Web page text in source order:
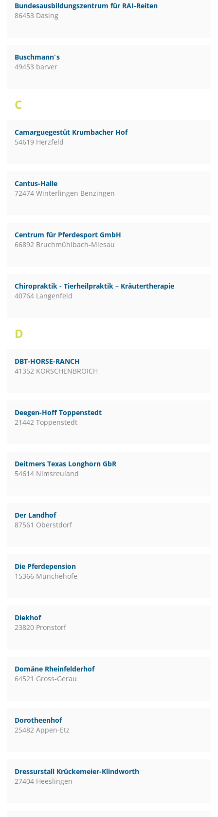
Bundesausbildungszentrum für RAI-Reiten
86453 Dasing
Buschmann´s
49453 barver
C
Camarguegestüt Krumbacher Hof
54619 Herzfeld
Cantus-Halle
72474 Winterlingen Benzingen
Centrum für Pferdesport GmbH
66892 Bruchmühlbach-Miesau
Chiropraktik - Tierheilpraktik – Kräutertherapie
40764 Langenfeld
D
DBT-HORSE-RANCH
41352 KORSCHENBROICH
Deegen-Hoff Toppenstedt
21442 Toppenstedt
Deitmers Texas Longhorn GbR
54614 Nimsreuland
Der Landhof
87561 Oberstdorf
Die Pferdepension
15366 Münchehofe
Diekhof
23820 Pronstorf
Domäne Rheinfelderhof
64521 Gross-Gerau
Dorotheenhof
25482 Appen-Etz
Dressurstall Krückemeier-Klindworth
27404 Heeslingen